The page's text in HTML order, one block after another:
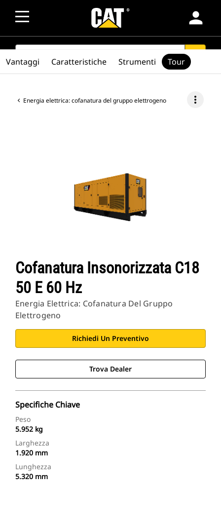
person
SEARCH search
Energia elettrica: cofanatura del gruppo elettrogeno more_vert
Cofanatura Insonorizzata C18
50 E 60 Hz
Energia Elettrica: Cofanatura Del Gruppo
Elettrogeno
Richiedi Un Preventivo
Trova Dealer
Specifiche Chiave
Peso
5.952 kg
Larghezza
1.920 mm
Lunghezza
5.320 mm
Vantaggi Caratteristiche Strumenti Tour